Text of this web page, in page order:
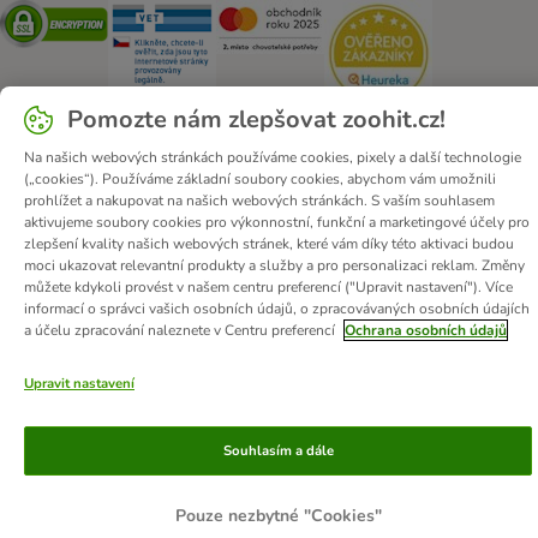
Security Security Security
O zoohit Kariéra Firemní webové stránky
Impressum
Všeobecné obchodní podmínky
Zde odstoupit od smlouvy
Zákon o digitálních službách
Likvidace baterií
Kontakt
Poštovné a dodací termín
Způsoby platby
Partnerský program
Ochrana osobních údajů
Pomozte nám zlepšovat zoohit.cz!
Na našich webových stránkách používáme cookies, pixely a další technologie
(„cookies“). Používáme základní soubory cookies, abychom vám umožnili
prohlížet a nakupovat na našich webových stránkách. S vaším souhlasem
aktivujeme soubory cookies pro výkonnostní, funkční a marketingové účely pro
zlepšení kvality našich webových stránek, které vám díky této aktivaci budou
moci ukazovat relevantní produkty a služby a pro personalizaci reklam. Změny
můžete kdykoli provést v našem centru preferencí ("Upravit nastavení"). Více
informací o správci vašich osobních údajů, o zpracovávaných osobních údajích
a účelu zpracování naleznete v Centru preferencí Ochrana osobních údajů
Upravit nastavení
Pouze nezbytné "Cookies"
Souhlasím a dále